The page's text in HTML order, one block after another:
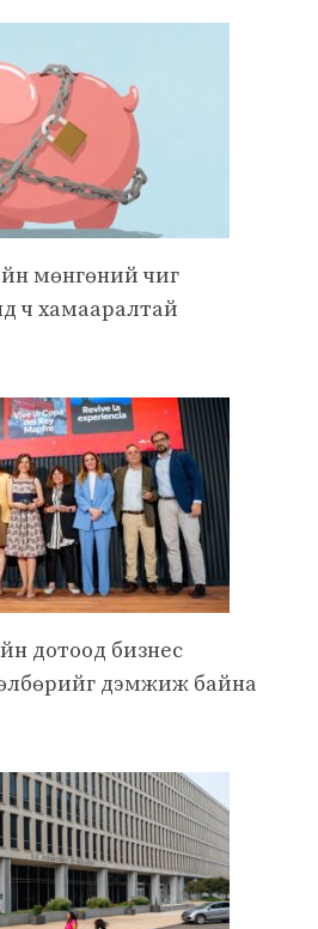
мөнгөний чиг
ч хамааралтай
дотоод бизнес
дэмжиж байна